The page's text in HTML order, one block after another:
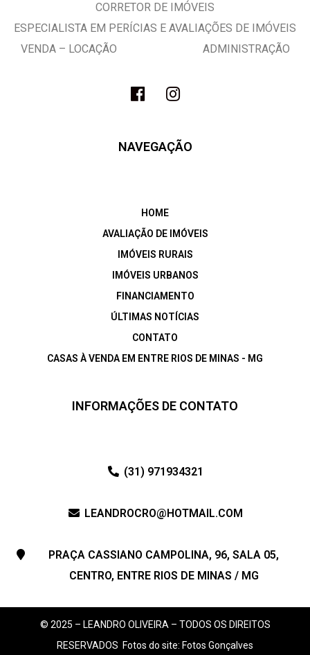
CORRETOR DE IMÓVEIS
ESPECIALISTA EM PERÍCIAS E AVALIAÇÕES DE IMÓVEIS
VENDA – LOCAÇÃO ADMINISTRAÇÃO
NAVEGAÇÃO
HOME
AVALIAÇÃO DE IMÓVEIS
IMÓVEIS RURAIS
IMÓVEIS URBANOS
FINANCIAMENTO
ÚLTIMAS NOTÍCIAS
CONTATO
CASAS À VENDA EM ENTRE RIOS DE MINAS - MG
INFORMAÇÕES DE CONTATO
(31) 971934321
LEANDROCRO@HOTMAIL.COM
PRAÇA CASSIANO CAMPOLINA, 96, SALA 05,
CENTRO, ENTRE RIOS DE MINAS / MG
© 2025 – LEANDRO OLIVEIRA – TODOS OS DIREITOS
RESERVADOS Fotos do site: Fotos Gonçalves